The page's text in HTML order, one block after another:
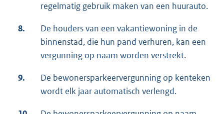
regelmatig gebruik maken van een huurauto.
8.
De houders van een vakantiewoning in de
binnenstad, die hun pand verhuren, kan een
vergunning op naam worden verstrekt.
9.
De bewonersparkeervergunning op kenteken
wordt elk jaar automatisch verlengd.